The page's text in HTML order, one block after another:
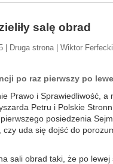
salę obrad
| Druga strona | Wiktor Ferfecki
po raz pierwszy po
Prawo i Sprawiedliwość,
Petru i Polskie
posiedzenia
czy uda się dojść do
sali obrad taki, że po